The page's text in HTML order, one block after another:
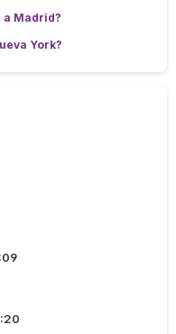
a Madrid?
York?